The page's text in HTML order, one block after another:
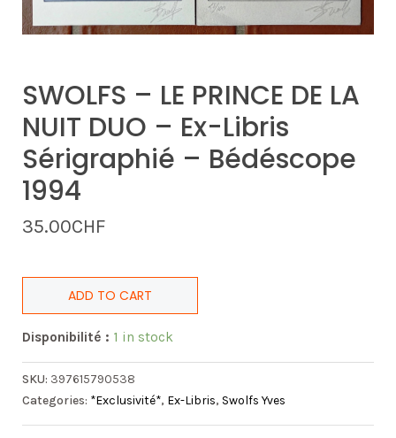
SWOLFS – LE PRINCE DE LA
NUIT DUO – Ex-Libris
Sérigraphié – Bédéscope
1994
35.00CHF
ADD TO CART
Disponibilité : 1 in stock
SKU: 397615790538
Categories: *Exclusivité*, Ex-Libris, Swolfs Yves